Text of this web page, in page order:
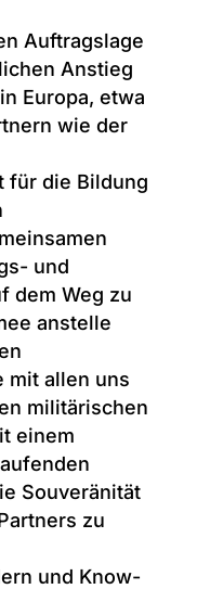
Auftragslage
Anstieg
Europa, etwa
wie der
für die Bildung
und
dem Weg zu
anstelle
mit allen uns
militärischen
einem
Souveränität
zu
und Know-